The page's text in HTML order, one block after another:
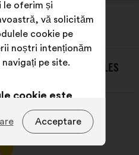
DE DE L'OR DANS LES
le oferim și
vă solicităm
cookie pe
noștri intenționăm
pe site.
cookie este
cookie
pentru funcționarea
Acceptare